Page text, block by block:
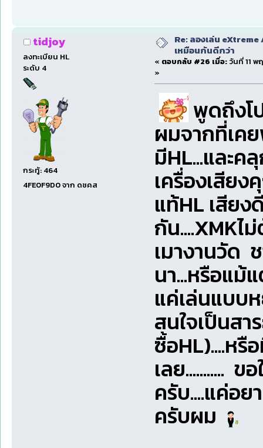
tidjoy
ลงทะเบียน HL
ระดับ 4
กระทู้: 464
4FE0F9D0 จาก ดชคส
Re: ลองเล่น
เหมือนกันดีกว่า
« ตอบกลับ #26 เมื่อ: วันที่ 11 พ
»
พูดถึงโ
ผมจากที่เค
มีHL...และ
เครื่องเสีย
แท้HL เสียง
กัน....XMKไ
เมางานวัด
นา...หรือแม้
แค่เล่นแบบ
สนใจเป็นส
ซื้อHL)....ห
เลย...........
ครับ....แค่อ
ครับผม